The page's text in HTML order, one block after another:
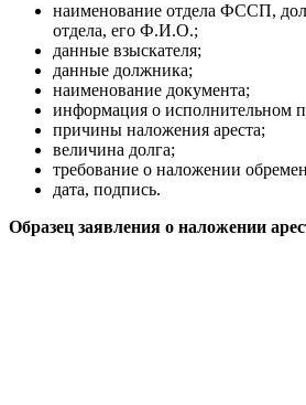
наименование отдела ФССП,
отдела, его Ф.И.О.;
данные взыскателя;
данные должника;
наименование документа;
информация о исполнительном
причины наложения ареста;
величина долга;
требование о наложении
дата, подпись.
Образец заявления о наложении